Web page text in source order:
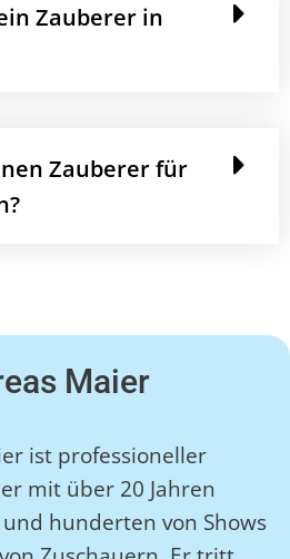
Zauberer in
Zauberer für
Maier
ist professioneller
mit über 20 Jahren
hunderten von Shows